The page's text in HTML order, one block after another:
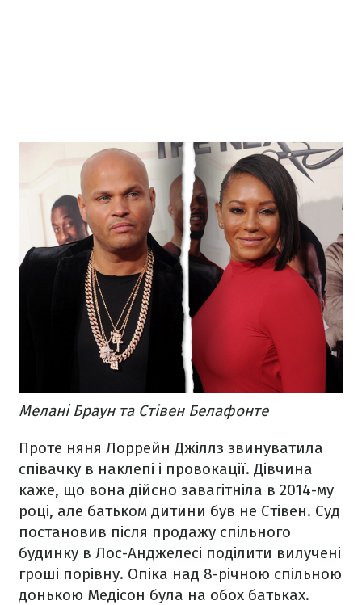
Мелані Браун та Стівен Белафонте
Проте няня Лоррейн Джіллз звинуватила
співачку в наклепі і провокації. Дівчина
каже, що вона дійсно завагітніла в 2014-му
році, але батьком дитини був не Стівен. Суд
постановив після продажу спільного
будинку в Лос-Анджелесі поділити вилучені
гроші порівну. Опіка над 8-річною спільною
донькою Медісон була на обох батьках.